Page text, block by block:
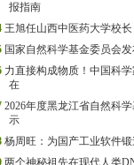
报指南
王旭任山西中医药大学校长
国家自然科学基金委员会
力直接构成物质！中国科
在
2026年度黑龙江省自然科
示
杨周旺：为国产工业软件锻
两个神秘祖先在现代人类